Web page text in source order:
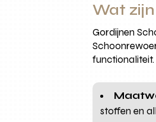
Wat
Gordijnen
functionaliteit.
stoffen en